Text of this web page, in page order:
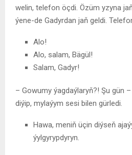
welin, telefon öçdi. Özüm yzyna
ýene-de Gadyrdan jaň geldi.
Alo!
Alo, salam, Bägül!
Salam, Gadyr!
– Gowumy ýagdaýlaryň?! Şu gün
diýip, mylaýym sesi bilen gürledi.
Hawa, meniň üçin diýseň
ýylgyrypdyryn.